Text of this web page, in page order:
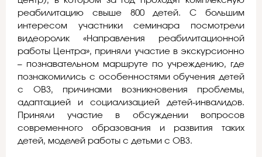
реабилитацию свыше 800 детей. С большим
интересом участники семинара посмотрели
видеоролик «Направления реабилитационной
работы Центра», приняли участие в экскурсионно
– познавательном маршруте по учреждению, где
познакомились с особенностями обучения детей
с ОВЗ, причинами возникновения проблемы,
адаптацией и социализацией детей-инвалидов.
Приняли участие в обсуждении вопросов
современного образования и развития таких
детей, моделей работы с детьми с ОВЗ.